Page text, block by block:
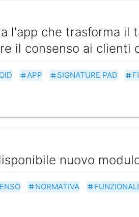
l'app che trasforma il
il consenso ai clienti
tag
tag SIGNATURE PAD
tagAPP
nuovo
tag
tag NORMATIVA